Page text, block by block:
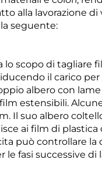
alla lavorazione
seguente:
scopo di tagliare
il carico per
albero con
estensibili.
Il suo albero
ai film di plastica
può controllare
fasi successive di